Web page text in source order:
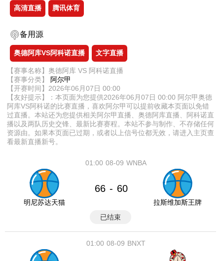
高清直播 腾讯体育
备用源
奥德阿库VS阿科诺直播 文字直播
【赛事名称】奥德阿库 VS 阿科诺直播
【赛事分类】
阿尔甲
【开赛时间】2026年06月07日 00:00
【友好提示】：本页面为您提供2026年06月07日 00:00 阿尔甲奥德
阿库VS阿科诺的比赛直播，喜欢阿尔甲可以提前收藏本页面以免错
过直播。本站还为您提供相关阿尔甲直播、奥德阿库直播、阿科诺直
播以及两队历史交锋、最新比赛赛程。本站不参与制作、不存储任何
资源由。如果本页面已过期，或者以上信号位都无效，请进入主页查
看最新直播新号。
08-09
01:00 WNBA
明尼苏达天猫
66 - 60
拉斯维加斯王牌
已结束
08-09
01:00 BNXT